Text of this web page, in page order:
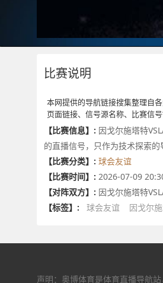
比赛说明
本网提供的导航链接搜集整理自
页面链接、信号源名称、比赛信
【比赛信息】: 因戈尔施塔特
的直播信号，只作为技术探索的
【比赛分类】: 球会友谊
【比赛时间】: 2026-07-09
【对阵双方】: 因戈尔施塔特
【标签】:
球会友谊 因戈尔
声明：奥博体育是体育直播导航